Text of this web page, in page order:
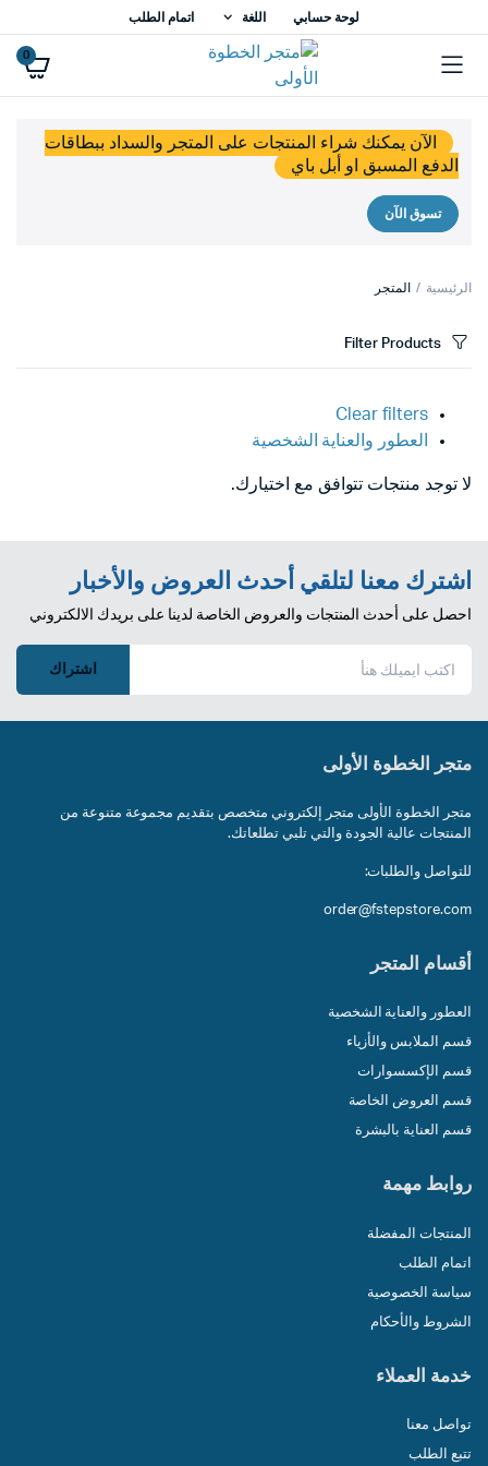
لوحة حسابي اللغة اتمام الطلب
0
الآن يمكنك شراء المنتجات على المتجر والسداد ببطاقات
الدفع المسبق او أبل باي
تسوق الآن
الرئيسية المتجر
Filter Products
Clear filters
العطور والعناية الشخصية
لا توجد منتجات تتوافق مع اختيارك.
اشترك معنا لتلقي أحدث العروض والأخبار
احصل على أحدث المنتجات والعروض الخاصة لدينا على بريدك الالكتروني
اشتراك
متجر الخطوة الأولى
متجر الخطوة الأولى متجر إلكتروني متخصص بتقديم مجموعة متنوعة من
المنتجات عالية الجودة والتي تلبي تطلعاتك.
للتواصل والطلبات:
order@fstepstore.com
أقسام المتجر
العطور والعناية الشخصية
قسم الملابس والأزياء
قسم الإكسسوارات
قسم العروض الخاصة
قسم العناية بالبشرة
روابط مهمة
المنتجات المفضلة
اتمام الطلب
سياسة الخصوصية
الشروط والأحكام
خدمة العملاء
تواصل معنا
تتبع الطلب